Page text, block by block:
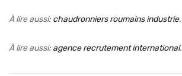
À lire aussi: chaudronniers roumains industrie.
À lire aussi: agence recrutement international.